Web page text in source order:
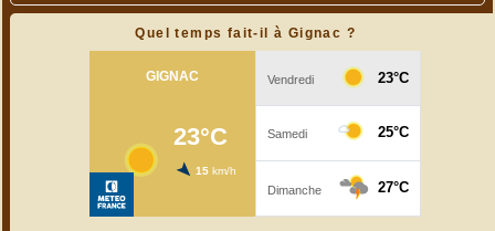
Quel temps fait-il à Gignac ?